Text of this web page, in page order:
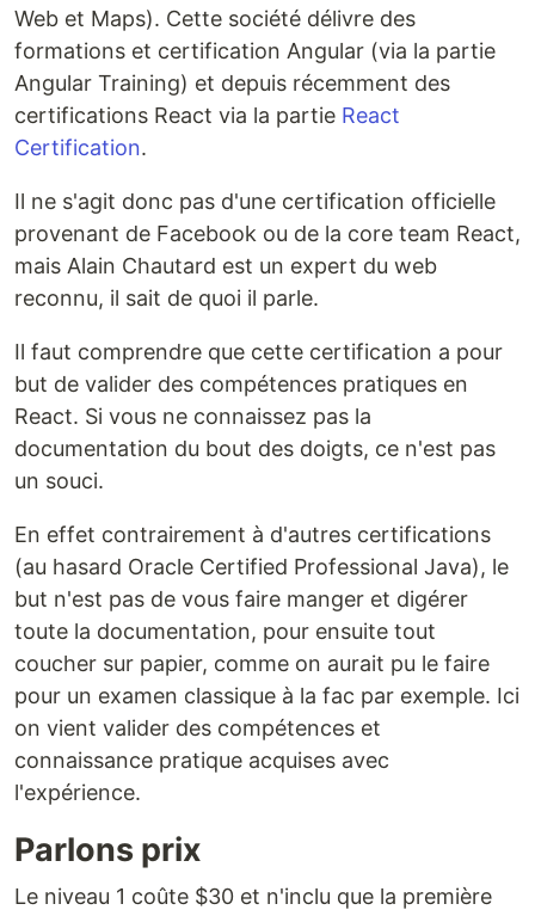
Web et Maps). Cette société délivre des
formations et certification Angular (via la partie
Angular Training) et depuis récemment des
certifications React via la partie React
Certification.
Il ne s'agit donc pas d'une certification officielle
provenant de Facebook ou de la core team React,
mais Alain Chautard est un expert du web
reconnu, il sait de quoi il parle.
Il faut comprendre que cette certification a pour
but de valider des compétences pratiques en
React. Si vous ne connaissez pas la
documentation du bout des doigts, ce n'est pas
un souci.
En effet contrairement à d'autres certifications
(au hasard Oracle Certified Professional Java), le
but n'est pas de vous faire manger et digérer
toute la documentation, pour ensuite tout
coucher sur papier, comme on aurait pu le faire
pour un examen classique à la fac par exemple. Ici
on vient valider des compétences et
connaissance pratique acquises avec
l'expérience.
Parlons prix
Le niveau 1 coûte $30 et n'inclu que la première